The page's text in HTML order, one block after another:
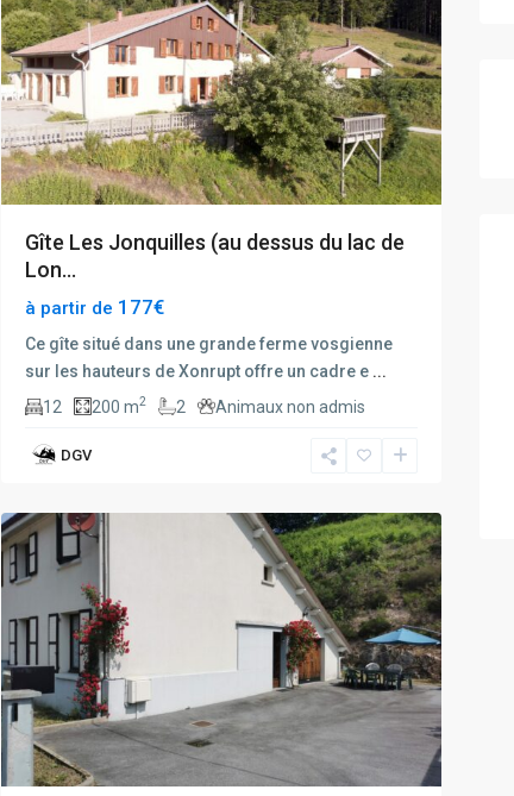
Gîte Les Jonquilles (au dessus du lac de
Lon...
à partir de 177€
Ce gîte situé dans une grande ferme vosgienne
sur les hauteurs de Xonrupt offre un cadre e ...
12
200 m2 2 Animaux non admis
DGV